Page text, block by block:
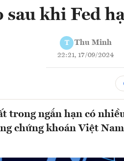
sau khi Fed
T Thu Minh
22:21, 17/09/2024
trong ngắn hạn có
chứng khoán Việt